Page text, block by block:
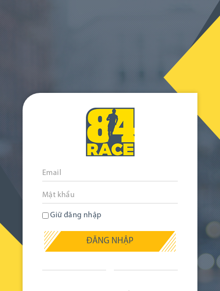
Giữ đăng nhập
ĐĂNG NHẬP